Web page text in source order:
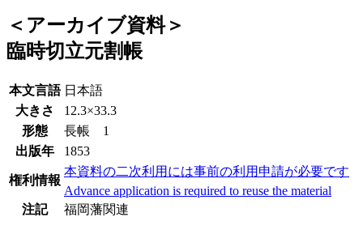
＜アーカイブ資料＞
臨時切立元割帳
本文言語 日本語
大きさ
12.3×33.3
形態
長帳 1
出版年
1853
権利情報
本資料の二次利用には事前の利用申請が必要です
Advance application is required to reuse the material
注記
福岡藩関連